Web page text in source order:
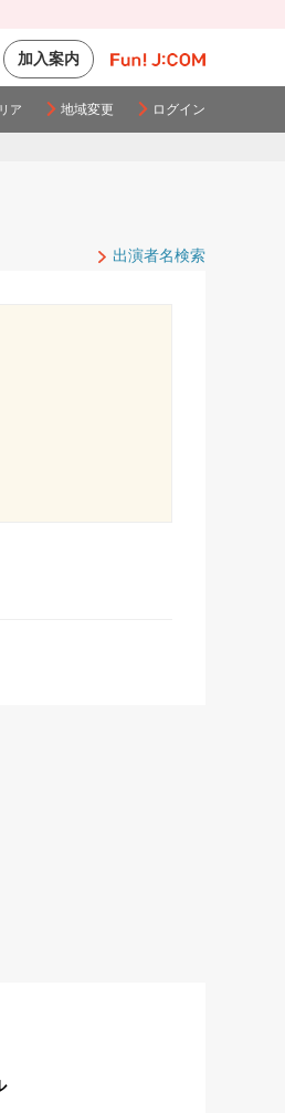
加入案内
ア 地域変更 ログイン
出演者名検索